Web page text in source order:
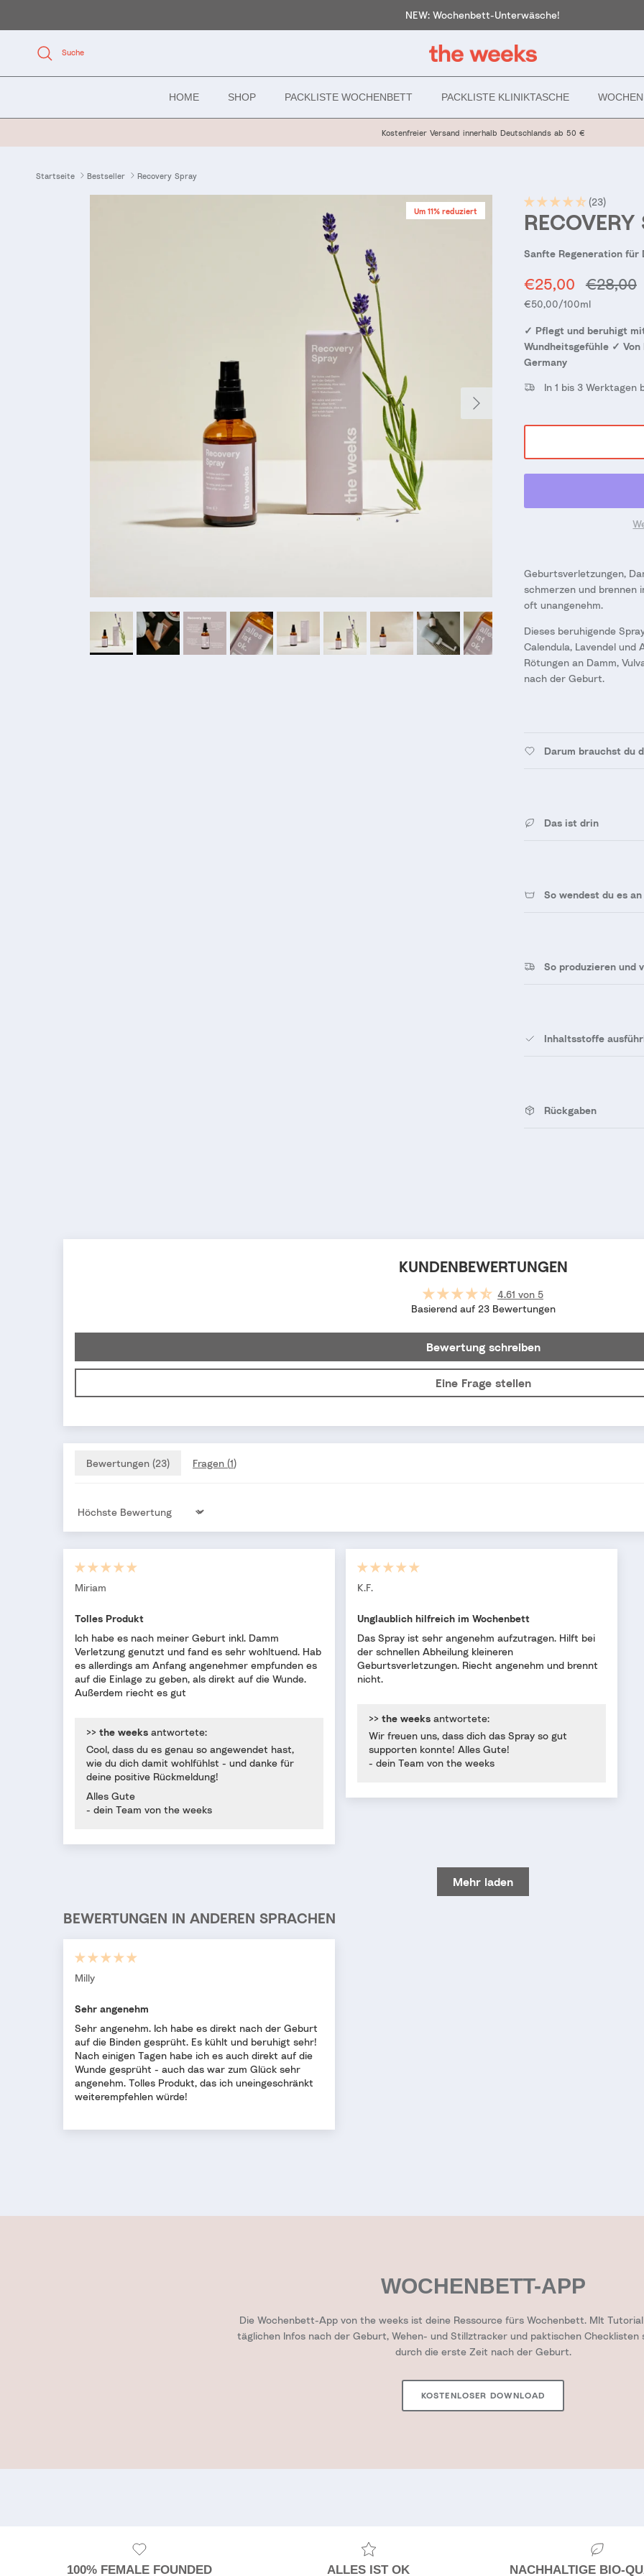
NEW: Wochenbett-Unterwäsche!
Suche
HOME SHOP PACKLISTE WOCHENBETT PACKLISTE KLINIKTASCHE
Kostenfreier Versand innerhalb Deutschlands ab 50 €
Startseite Bestseller Recovery Spray
Nächste
Um 11% reduziert
(23)
RECOVERY
Sanfte Regeneration für
Verkaufspreis
€25,00 €28,00
Grundpreis
€50,00/100ml
✓ Pflegt und beruhigt
Wundheitsgefühle ✓
Germany
In 1 bis 3 Werktagen
Geburtsverletzungen,
schmerzen und brennen
oft unangenehm.
Dieses beruhigende
Calendula, Lavendel und
Rötungen an Damm,
nach der Geburt.
Darum brauchst du
Das ist drin
So wendest du es an
So produzieren und
Inhaltsstoffe
Rückgaben
KUNDENBEWERTUNGEN
4.61 von 5
Basierend auf 23 Bewertungen
Bewertung schreiben
Eine Frage stellen
Bewertungen (23) Fragen (1)
Sort by
Miriam
Tolles Produkt
Ich habe es nach meiner Geburt inkl. Damm
Verletzung genutzt und fand es sehr wohltuend. Hab
es allerdings am Anfang angenehmer empfunden es
auf die Einlage zu geben, als direkt auf die Wunde.
Außerdem riecht es gut
>> the weeks antwortete:
Cool, dass du es genau so angewendet hast,
wie du dich damit wohlfühlst - und danke für
deine positive Rückmeldung!
Alles Gute
- dein Team von the weeks
K.F.
Unglaublich hilfreich im Wochenbett
Das Spray ist sehr angenehm aufzutragen. Hilft bei
der schnellen Abheilung kleineren
Geburtsverletzungen. Riecht angenehm und brennt
nicht.
>> the weeks antwortete:
Wir freuen uns, dass dich das Spray so gut
supporten konnte! Alles Gute!
- dein Team von the weeks
Mehr laden
BEWERTUNGEN IN ANDEREN SPRACHEN
Milly
Sehr angenehm
Sehr angenehm. Ich habe es direkt nach der Geburt
auf die Binden gesprüht. Es kühlt und beruhigt sehr!
Nach einigen Tagen habe ich es auch direkt auf die
Wunde gesprüht - auch das war zum Glück sehr
angenehm. Tolles Produkt, das ich uneingeschränkt
weiterempfehlen würde!
WOCHENBETT-APP
Die Wochenbett-App von the weeks ist deine Ressource fürs Wochenbett. MIt
täglichen Infos nach der Geburt, Wehen- und Stillztracker und paktischen Checklisten
durch die erste Zeit nach der Geburt.
KOSTENLOSER DOWNLOAD
100% FEMALE FOUNDED ALLES IST OK NACHHALTIGE BIO-